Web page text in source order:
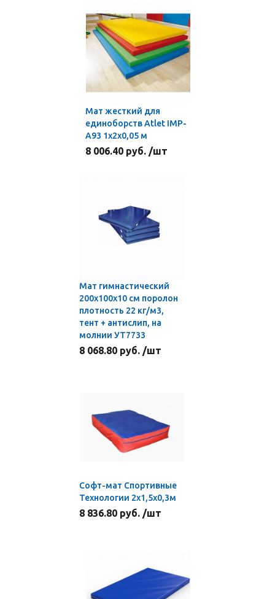
Мат жесткий для
единоборств Atlet IMP-
A93 1х2х0,05 м
8 006.40 руб. /шт
Мат гимнастический
200x100x10 см поролон
плотность 22 кг/м3,
тент + антислип, на
молнии УТ7733
8 068.80 руб. /шт
Софт-мат Спортивные
Технологии 2х1,5х0,3м
8 836.80 руб. /шт